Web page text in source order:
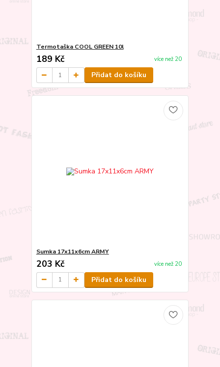
Termotaška COOL GREEN 10l
189 Kč více než 20
Přidat do košíku
Sumka 17x11x6cm ARMY
203 Kč více než 20
Přidat do košíku